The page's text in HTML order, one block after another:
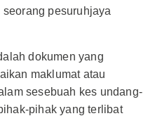
pesuruhjaya
dokumen yang
maklumat atau
sesebuah kes undang-
pihak yang terlibat